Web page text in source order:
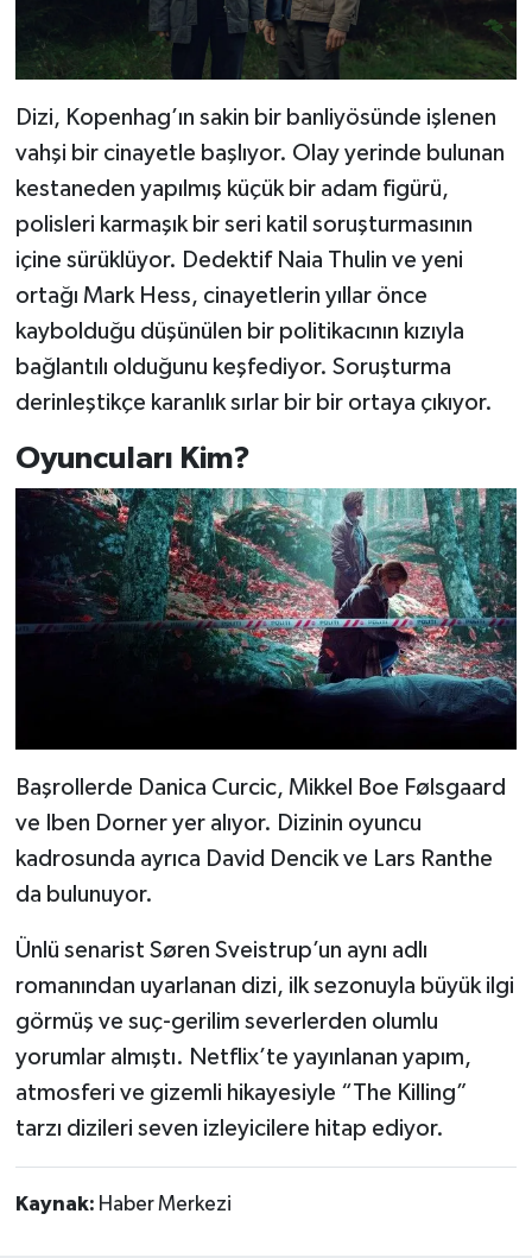
Dizi, Kopenhag’ın sakin bir banliyösünde işlenen
vahşi bir cinayetle başlıyor. Olay yerinde bulunan
kestaneden yapılmış küçük bir adam figürü,
polisleri karmaşık bir seri katil soruşturmasının
içine sürüklüyor. Dedektif Naia Thulin ve yeni
ortağı Mark Hess, cinayetlerin yıllar önce
kaybolduğu düşünülen bir politikacının kızıyla
bağlantılı olduğunu keşfediyor. Soruşturma
derinleştikçe karanlık sırlar bir bir ortaya çıkıyor.
Oyuncuları Kim?
Başrollerde Danica Curcic, Mikkel Boe Følsgaard
ve Iben Dorner yer alıyor. Dizinin oyuncu
kadrosunda ayrıca David Dencik ve Lars Ranthe
da bulunuyor.
Ünlü senarist Søren Sveistrup’un aynı adlı
romanından uyarlanan dizi, ilk sezonuyla büyük ilgi
görmüş ve suç-gerilim severlerden olumlu
yorumlar almıştı. Netflix’te yayınlanan yapım,
atmosferi ve gizemli hikayesiyle “The Killing”
tarzı dizileri seven izleyicilere hitap ediyor.
Kaynak: Haber Merkezi